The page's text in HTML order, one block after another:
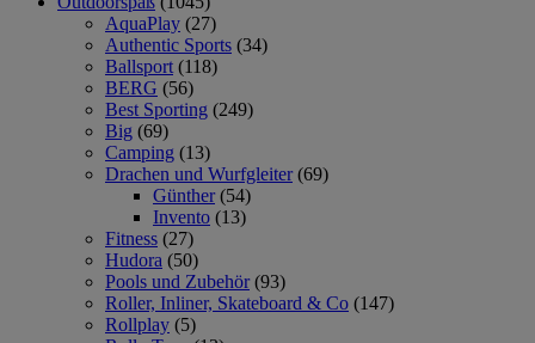
AquaPlay (27)
Authentic Sports (34)
Ballsport (118)
BERG (56)
Best Sporting (249)
Big (69)
Camping (13)
Drachen und Wurfgleiter (69)
Günther (54)
Invento (13)
Fitness (27)
Hudora (50)
Pools und Zubehör (93)
Roller, Inliner, Skateboard & Co (147)
Rollplay (5)